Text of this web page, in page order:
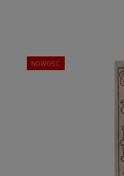
NOWOŚĆ